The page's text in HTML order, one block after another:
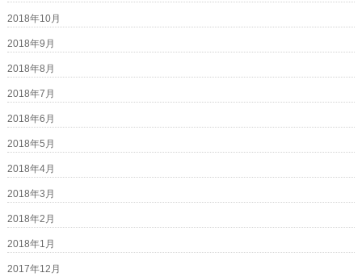
2018年10月
2018年9月
2018年8月
2018年7月
2018年6月
2018年5月
2018年4月
2018年3月
2018年2月
2018年1月
2017年12月